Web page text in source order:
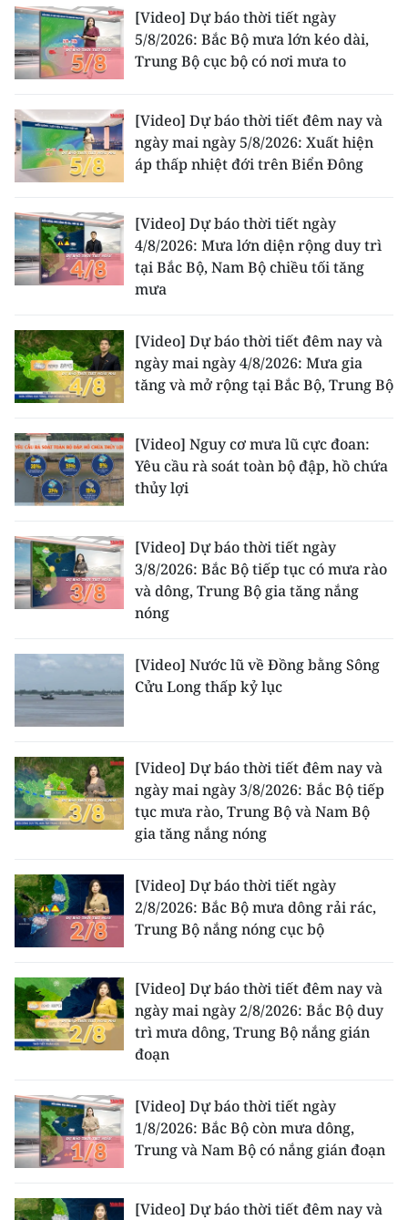
[Video] Dự báo thời tiết ngày
5/8/2026: Bắc Bộ mưa lớn kéo dài,
Trung Bộ cục bộ có nơi mưa to
[Video] Dự báo thời tiết đêm nay và
ngày mai ngày 5/8/2026: Xuất hiện
áp thấp nhiệt đới trên Biển Đông
[Video] Dự báo thời tiết ngày
4/8/2026: Mưa lớn diện rộng duy trì
tại Bắc Bộ, Nam Bộ chiều tối tăng
mưa
[Video] Dự báo thời tiết đêm nay và
ngày mai ngày 4/8/2026: Mưa gia
tăng và mở rộng tại Bắc Bộ, Trung Bộ
[Video] Nguy cơ mưa lũ cực đoan:
Yêu cầu rà soát toàn bộ đập, hồ chứa
thủy lợi
[Video] Dự báo thời tiết ngày
3/8/2026: Bắc Bộ tiếp tục có mưa rào
và dông, Trung Bộ gia tăng nắng
nóng
[Video] Nước lũ về Đồng bằng Sông
Cửu Long thấp kỷ lục
[Video] Dự báo thời tiết đêm nay và
ngày mai ngày 3/8/2026: Bắc Bộ tiếp
tục mưa rào, Trung Bộ và Nam Bộ
gia tăng nắng nóng
[Video] Dự báo thời tiết ngày
2/8/2026: Bắc Bộ mưa dông rải rác,
Trung Bộ nắng nóng cục bộ
[Video] Dự báo thời tiết đêm nay và
ngày mai ngày 2/8/2026: Bắc Bộ duy
trì mưa dông, Trung Bộ nắng gián
đoạn
[Video] Dự báo thời tiết ngày
1/8/2026: Bắc Bộ còn mưa dông,
Trung và Nam Bộ có nắng gián đoạn
[Video] Dự báo thời tiết đêm nay và